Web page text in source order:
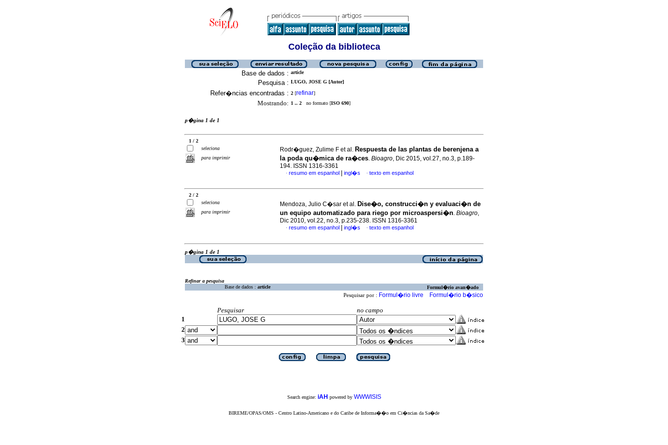
Coleção da biblioteca
Base de dados : article
Pesquisa : LUGO, JOSE G [Autor]
Refer�ncias encontradas : 2 [refinar]
Mostrando: 1 .. 2 no formato [ISO 690]
p�gina 1 de 1
1 / 2
seleciona
para imprimir
Rodr�guez, Zulime F et al. Respuesta de las plantas de berenjena a
la poda qu�mica de ra�ces. Bioagro, Dic 2015, vol.27, no.3, p.189-
194. ISSN 1316-3361
· resumo em espanhol ingl�s · texto em espanhol
2 / 2
seleciona
para imprimir
Mendoza, Julio C�sar et al. Dise�o, construcci�n y evaluaci�n de
un equipo automatizado para riego por microaspersi�n. Bioagro,
Dic 2010, vol.22, no.3, p.235-238. ISSN 1316-3361
· resumo em espanhol ingl�s · texto em espanhol
p�gina 1 de 1
Refinar a pesquisa
Base de dados : article Formul�rio avan�ado
Pesquisar por : Formul�rio livre Formul�rio b�sico
Pesquisar
no campo
1
2
3
Search engine: iAH powered by WWWISIS
BIREME/OPAS/OMS - Centro Latino-Americano e do Caribe de Informa��o em Ci�ncias da Sa�de